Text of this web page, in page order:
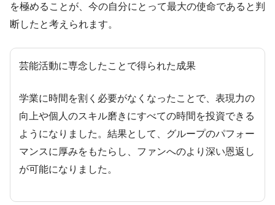
を極めることが、今の自分にとって最大の使命であると判
断したと考えられます。
芸能活動に専念したことで得られた成果
学業に時間を割く必要がなくなったことで、表現力の
向上や個人のスキル磨きにすべての時間を投資できる
ようになりました。結果として、グループのパフォー
マンスに厚みをもたらし、ファンへのより深い恩返し
が可能になりました。